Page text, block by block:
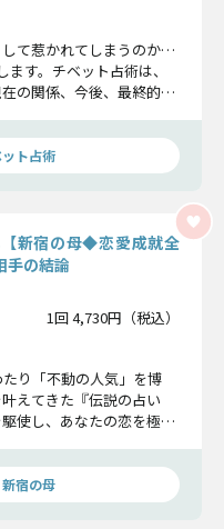
して惹かれてしまうのか…
す。チベット占術は、
の関係、今後、最終的な
ト占術
新宿の母◆恋愛成就全
手の結論
1回 4,730円（税込）
り「不動の人気」を博
えてきた『伝説の占い
使し、あなたの恋を極細
新宿の母